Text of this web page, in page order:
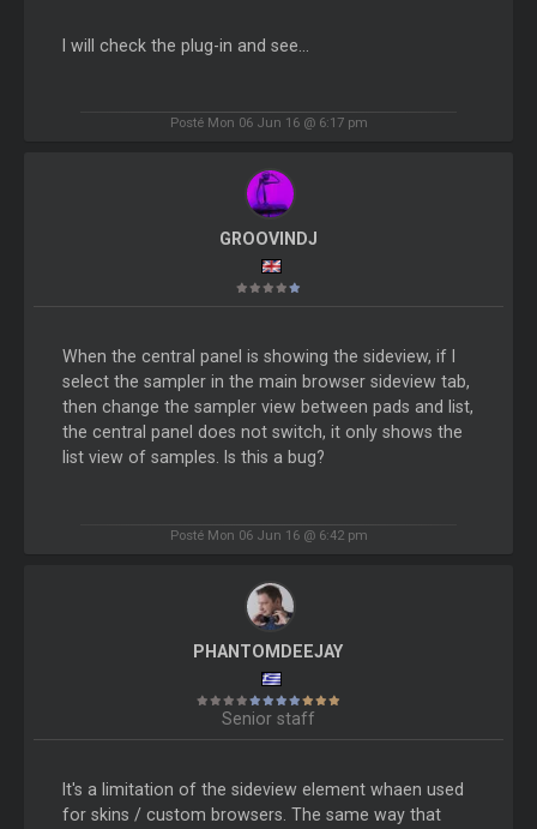
I will check the plug-in and see...
Posté Mon 06 Jun 16 @ 6:17 pm
GROOVINDJ
When the central panel is showing the sideview, if I
select the sampler in the main browser sideview tab,
then change the sampler view between pads and list,
the central panel does not switch, it only shows the
list view of samples. Is this a bug?
Posté Mon 06 Jun 16 @ 6:42 pm
PHANTOMDEEJAY
Senior staff
It's a limitation of the sideview element whaen used
for skins / custom browsers. The same way that